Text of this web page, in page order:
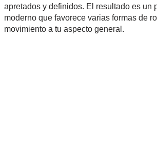
apretados y definidos. El resultado es un
moderno que favorece varias formas de
movimiento a tu aspecto general.